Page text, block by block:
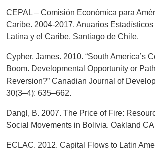
CEPAL – Comisión Económica para
Caribe. 2004-2017. Anuarios Estadísticos
Latina y el Caribe. Santiago de Chile.
Cypher, James. 2010. “South America’s
Boom. Developmental Opportunity or
Reversion?” Canadian Journal of
30(3–4): 635–662.
Dangl, B. 2007. The Price of Fire:
Social Movements in Bolivia. Oakland
ECLAC. 2012. Capital Flows to Latin